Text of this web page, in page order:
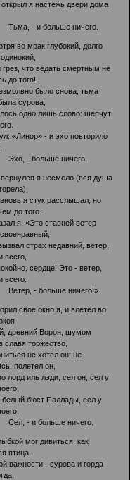
открыл я настежь двери дома
- и больше ничего.
во мрак глубокий, долго
что ведать смертным не
до того!
было снова, тьма
сурова,
одно лишь слово: шепчут
«Линор» - и эхо повторило
больше ничего.
я несмело (вся душа
я стук расслышал, но
до того.
я: «Это ставней ветер
страх недавний, ветер,
всего,
сердце! Это - ветер,
всего.
- больше ничего!»
свое окно я, и влетел во
древний Ворон, шумом
славя торжество,
не хотел он; не
полетел он,
лорд иль лэди, сел он, сел у
бюст Паллады, сел у
и больше ничего.
мог дивиться, как
птица,
важности - сурова и горда